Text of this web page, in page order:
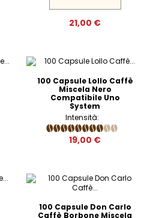
21,00 €
100 Capsule Lollo Caffè
Miscela Nero
Compatibile Uno
System
Intensità:
19,00 €
100 Capsule Don Carlo
Caffè Borbone Miscela